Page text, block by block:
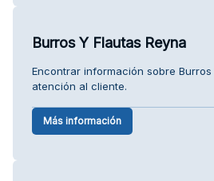
Burros Y Flautas Reyna
Encontrar información sobre Burros
atención al cliente.
Más información